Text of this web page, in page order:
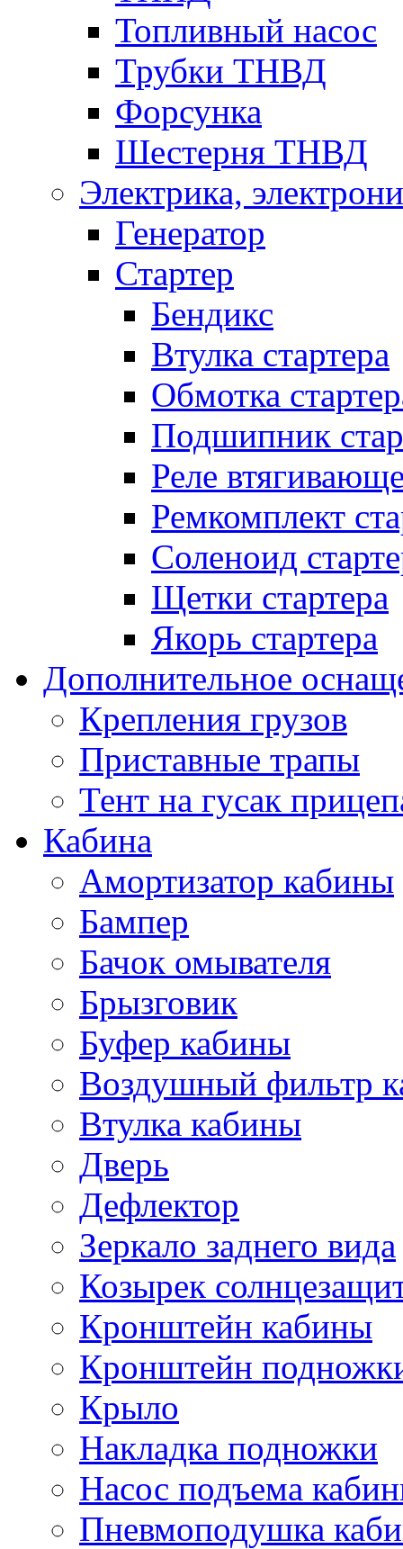
Топливный насос
Трубки ТНВД
Форсунка
Шестерня ТНВД
Электрика,
Генератор
Стартер
Бендикс
Втулка стартера
Обмотка
Подшипник
Реле
Ремкомплект
Соленоид
Щетки стартера
Якорь стартера
Дополнительное
Крепления грузов
Приставные трапы
Тент на гусак
Кабина
Амортизатор кабины
Бампер
Бачок омывателя
Брызговик
Буфер кабины
Воздушный фильтр
Втулка кабины
Дверь
Дефлектор
Зеркало заднего вида
Козырек
Кронштейн кабины
Кронштейн
Крыло
Накладка подножки
Насос подъема
Пневмоподушка